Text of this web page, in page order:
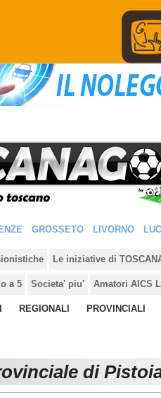
GROSSETO LIVORNO
Le iniziative di
a 5 Societa' piu' Amatori AICS
REGIONALI PROVINCIALI
di